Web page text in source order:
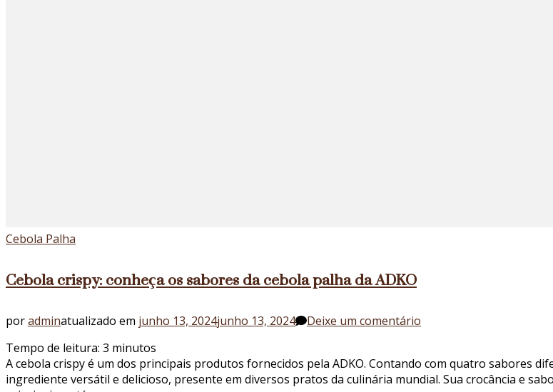
Cebola Palha
Cebola crispy: conheça os sabores da cebola palha da ADKO
poradminatualizado em junho 13, 2024junho 13, 2024 Deixe um comentário
conheça
os
Tempo de leitura: 3 minutos
A cebola crispy é um dos principais produtos fornecidos pela ADKO. Contando com quatro sabores
ingrediente versátil e delicioso, presente em diversos pratos da culinária mundial. Sua crocância e